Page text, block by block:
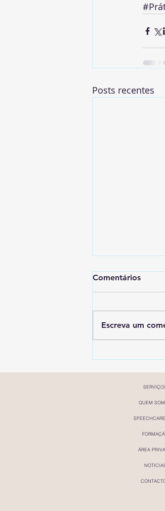
Posts recentes
Comentários
Escreva um
QUEM
ÁREA